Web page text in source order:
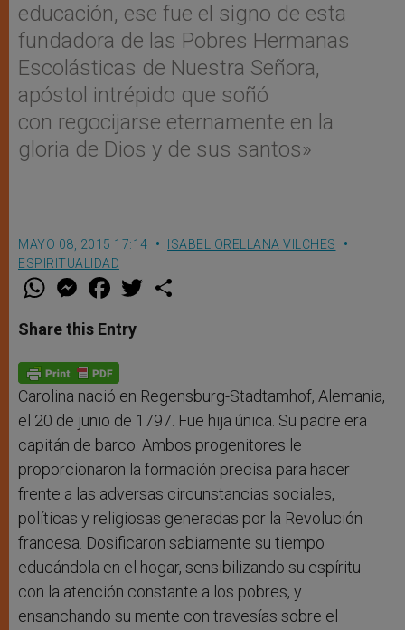
educación, ese fue el signo de esta
fundadora de las Pobres Hermanas
Escolásticas de Nuestra Señora,
apóstol intrépido que soñó
con regocijarse eternamente en la
gloria de Dios y de sus santos»
MAYO 08, 2015 17:14
ISABEL ORELLANA VILCHES
ESPIRITUALIDAD
W
t
s
p
p
M
e
s
e
g
e
r
F
a
e
b
o
k
w
Share this Entry
Carolina nació en Regensburg-Stadtamhof, Alemania,
el 20 de junio de 1797. Fue hija única. Su padre era
capitán de barco. Ambos progenitores le
proporcionaron la formación precisa para hacer
frente a las adversas circunstancias sociales,
políticas y religiosas generadas por la Revolución
francesa. Dosificaron sabiamente su tiempo
educándola en el hogar, sensibilizando su espíritu
con la atención constante a los pobres, y
ensanchando su mente con travesías sobre el